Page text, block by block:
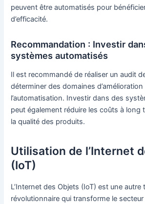
peuvent être automatisés pour
d’efficacité.
Recommandation : Investir
systèmes automatisés
Il est recommandé de réaliser un audit
déterminer des domaines d’amélioration
l’automatisation. Investir dans des
peut également réduire les coûts à long
la qualité des produits.
Utilisation de l’Internet
(IoT)
L’Internet des Objets (IoT) est une
révolutionnaire qui transforme le